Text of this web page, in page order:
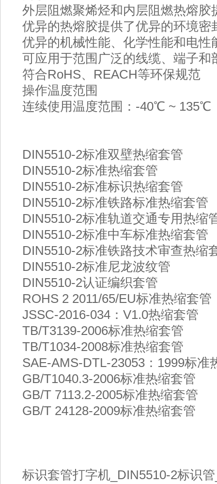
外层阻燃聚烯烃和内层阻燃热熔胶
优异的热熔胶提供了优异的环境密
优异的机械性能、化学性能和电性
可应用于范围广泛的线缆、端子和
符合RoHS、REACH等环保规范
操作温度范围
连续使用温度范围：-40℃ ~ 135℃
DIN5510-2标准双壁热缩套管
DIN5510-2标准热缩套管
DIN5510-2标准标识热缩套管
DIN5510-2标准铁路标准热缩套管
DIN5510-2标准轨道交通专用热缩
DIN5510-2标准中车标准热缩套管
DIN5510-2标准铁路技术审查热缩
DIN5510-2标准尼龙波纹管
DIN5510-2认证编织套管
ROHS 2 2011/65/EU标准热缩套管
JSSC-2016-034：V1.0热缩套管
TB/T3139-2006标准热缩套管
TB/T1034-2008标准热缩套管
SAE-AMS-DTL-23053：1999标准
GB/T1040.3-2006标准热缩套管
GB/T 7113.2-2005标准热缩套管
GB/T 24128-2009标准热缩套管
标识套管打字机_DIN5510-2标识